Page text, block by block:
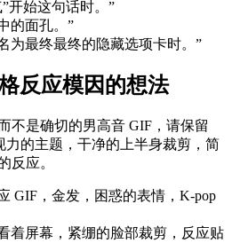
开始这句话时。”
的面孔。”
为最终最终的隐藏选项卡时。”
反应模因的想法
不是确切的男高音 GIF，请保留
力的主题，干净的上半身裁剪，简
反应。
GIF，金发，困惑的表情，K-pop
着屏幕，紧绷的脸部裁剪，反应贴